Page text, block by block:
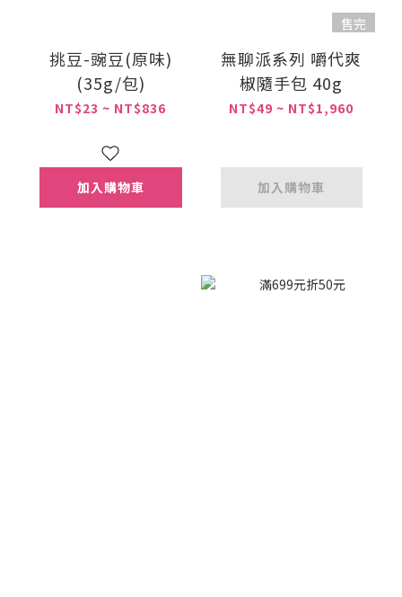
挑豆-豌豆(原味)
(35g/包)
NT$23 ~ NT$836
加入購物車
售完
無聊派系列 嚼代爽
椒隨手包 40g
NT$49 ~ NT$1,960
加入購物車